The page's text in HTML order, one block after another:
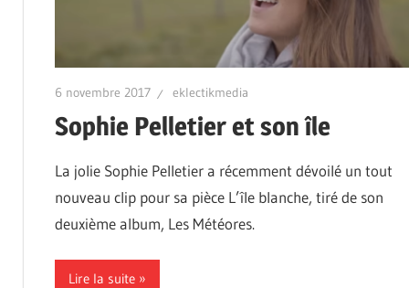
6 novembre 2017 eklectikmedia
Sophie Pelletier et son île
La jolie Sophie Pelletier a récemment dévoilé un tout
nouveau clip pour sa pièce L’île blanche, tiré de son
deuxième album, Les Météores.
Lire la suite